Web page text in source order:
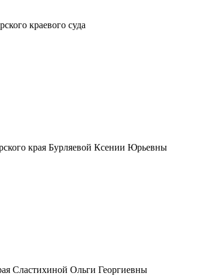
краевого суда
края Бурляевой Ксении Юрьевны
Сластихиной Ольги Георгиевны